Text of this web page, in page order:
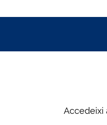
Accedeixi